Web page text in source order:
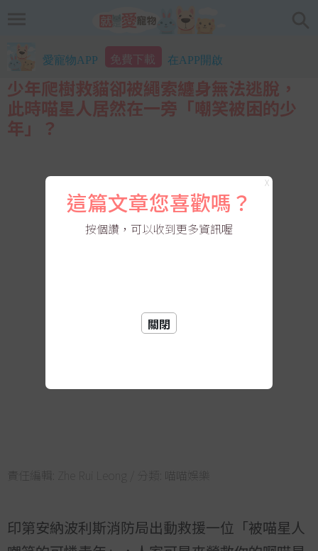
愛寵物APP 免費下載 在APP開啟
少年爬樹救貓卻被繩索纏身無法逃脫，
此時喵星人居然在一旁「嘲笑被困的少
年」？
責任編輯: Zhe Rui Leong / 分類: 喵喵娛樂
印第安納波利斯消防局出動救援一位「被喵星人
X
這篇文章您喜歡嗎？
按個讚，可以收到更多資訊喔
關閉